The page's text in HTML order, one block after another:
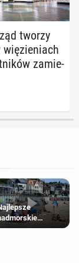
tworzy
wię­zie­niach
za­mie­
blisko